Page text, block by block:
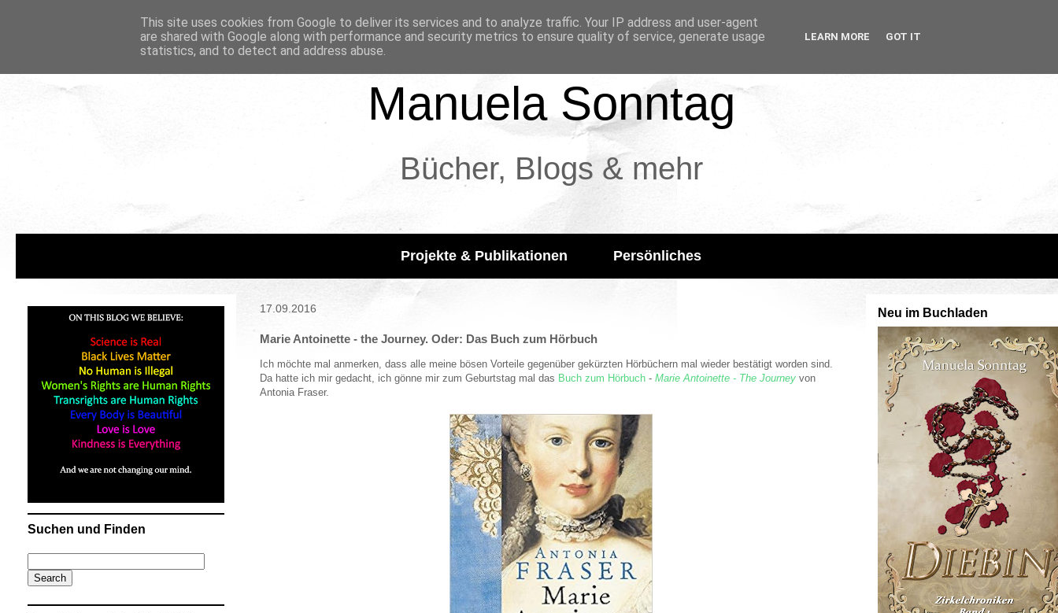
Manuela Sonntag
Bücher, Blogs & mehr
Projekte & Publikationen Persönliches
17.09.2016
Marie Antoinette - the Journey. Oder: Das Buch zum Hörbuch
Ich möchte mal anmerken, dass alle meine bösen Vorteile gegenüber gekürzten Hörbüchern mal wieder bestätigt worden sind.
Da hatte ich mir gedacht, ich gönne mir zum Geburtstag mal das Buch zum Hörbuch - Marie Antoinette - The Journey von
Antonia Fraser.
Suchen und Finden
Neu im Buchladen
This site uses cookies from Google to deliver its services and to analyze traffic. Your IP address and user-agent
are shared with Google along with performance and security metrics to ensure quality of service, generate usage
statistics, and to detect and address abuse.
LEARN MORE GOT IT